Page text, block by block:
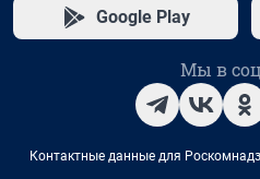
Google Play
Мы в
Контактные данные для